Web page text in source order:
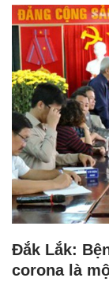
Đắk Lắk:
corona là